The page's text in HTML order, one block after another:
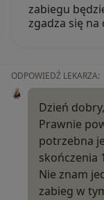
zabiegu
zgadza się na
ODPOWIEDŹ LEKARZA:
Dzień dobry,
Prawnie
potrzebna
skończenia
Nie znam
zabieg w